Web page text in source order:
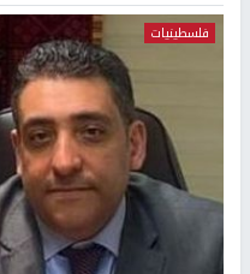
فلسطينيات